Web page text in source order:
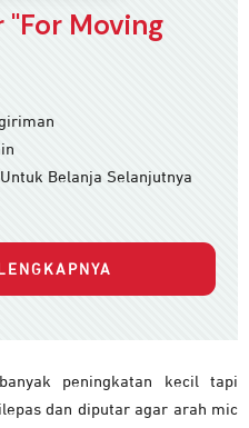
"For Moving
Belanja Selanjutnya
peningkatan kecil tapi
dan diputar agar arah mic